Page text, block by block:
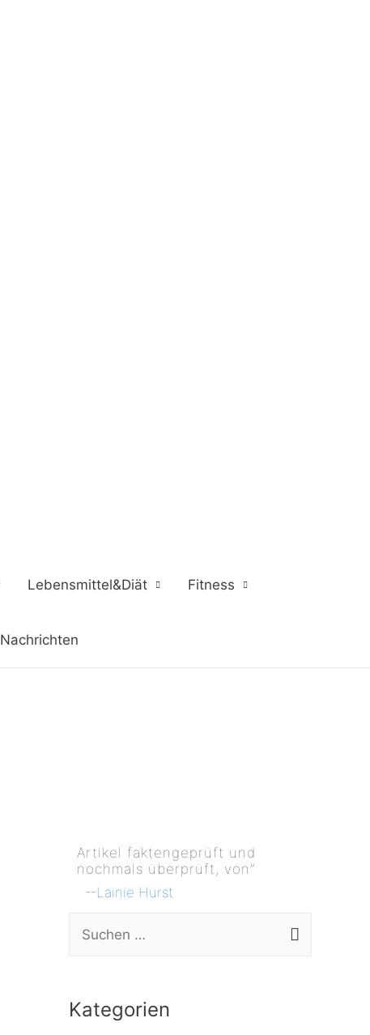
Lebensmittel&Diät Fitness
Nachrichten
Artikel faktengeprüft und
nochmals überprüft, von”
--Lainie Hurst
h
Kategorien